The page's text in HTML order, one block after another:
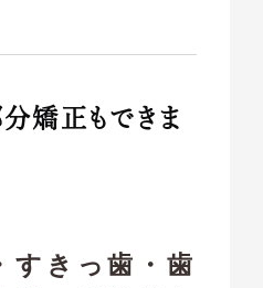
矯正もできま
すきっ歯・歯